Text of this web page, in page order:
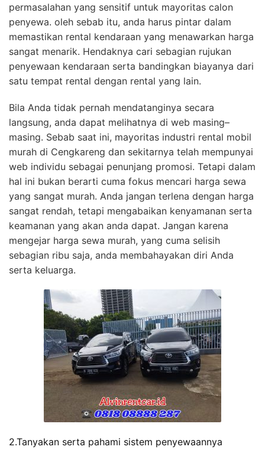
permasalahan yang sensitif untuk mayoritas calon
penyewa. oleh sebab itu, anda harus pintar dalam
memastikan rental kendaraan yang menawarkan harga
sangat menarik. Hendaknya cari sebagian rujukan
penyewaan kendaraan serta bandingkan biayanya dari
satu tempat rental dengan rental yang lain.
Bila Anda tidak pernah mendatanginya secara
langsung, anda dapat melihatnya di web masing–
masing. Sebab saat ini, mayoritas industri rental mobil
murah di Cengkareng dan sekitarnya telah mempunyai
web individu sebagai penunjang promosi. Tetapi dalam
hal ini bukan berarti cuma fokus mencari harga sewa
yang sangat murah. Anda jangan terlena dengan harga
sangat rendah, tetapi mengabaikan kenyamanan serta
keamanan yang akan anda dapat. Jangan karena
mengejar harga sewa murah, yang cuma selisih
sebagian ribu saja, anda membahayakan diri Anda
serta keluarga.
2.Tanyakan serta pahami sistem penyewaannya